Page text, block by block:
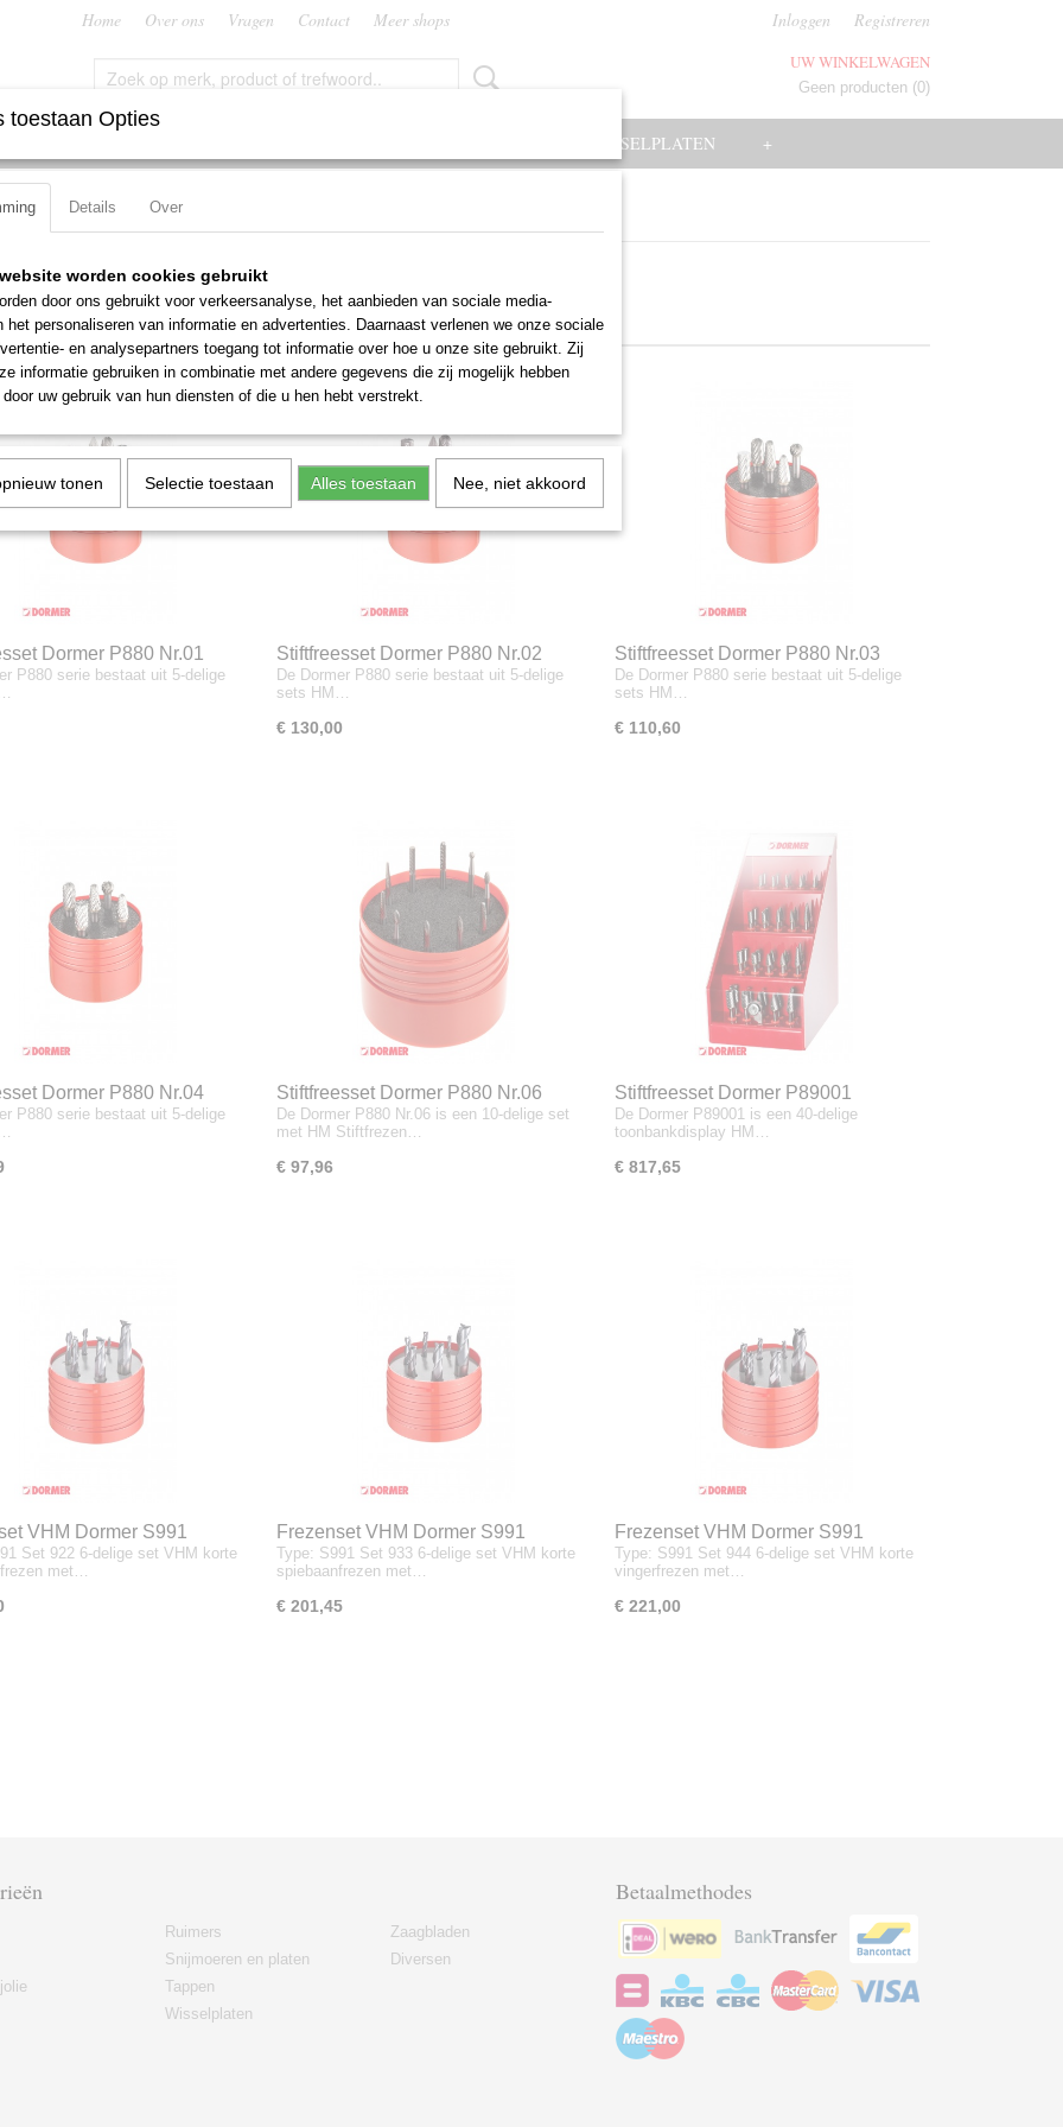
Home Over ons Vragen Contact Meer shops Inloggen Registreren
UW WINKELWAGEN
Geen producten (0)
WISSELPLATEN +
op:
Dormer P880 Nr.01
P880 serie bestaat uit 5-delige
Stiftfreesset Dormer P880 Nr.02
De Dormer P880 serie bestaat uit 5-delige
sets HM…
€ 130,00
Stiftfreesset Dormer P880 Nr.03
De Dormer P880 serie bestaat uit 5-delige
sets HM…
€ 110,60
Dormer P880 Nr.04
P880 serie bestaat uit 5-delige
Stiftfreesset Dormer P880 Nr.06
De Dormer P880 Nr.06 is een 10-delige set
met HM Stiftfrezen…
€ 97,96
Stiftfreesset Dormer P89001
De Dormer P89001 is een 40-delige
toonbankdisplay HM…
€ 817,65
VHM Dormer S991
Set 922 6-delige set VHM korte
met…
Frezenset VHM Dormer S991
SET933
Type: S991 Set 933 6-delige set VHM korte
spiebaanfrezen met…
€ 201,45
Frezenset VHM Dormer S991
SET944
Type: S991 Set 944 6-delige set VHM korte
vingerfrezen met…
€ 221,00
Ruimers
Snijmoeren en platen
Tappen
Wisselplaten
Zaagbladen
Diversen
Betaalmethodes
toestaan Opties
Details Over
worden cookies gebruikt
door ons gebruikt voor verkeersanalyse, het aanbieden van sociale media-
het personaliseren van informatie en advertenties. Daarnaast verlenen we onze sociale
en analysepartners toegang tot informatie over hoe u onze site gebruikt. Zij
informatie gebruiken in combinatie met andere gegevens die zij mogelijk hebben
uw gebruik van hun diensten of die u hen hebt verstrekt.
tonen Selectie toestaan Alles toestaan Nee, niet akkoord